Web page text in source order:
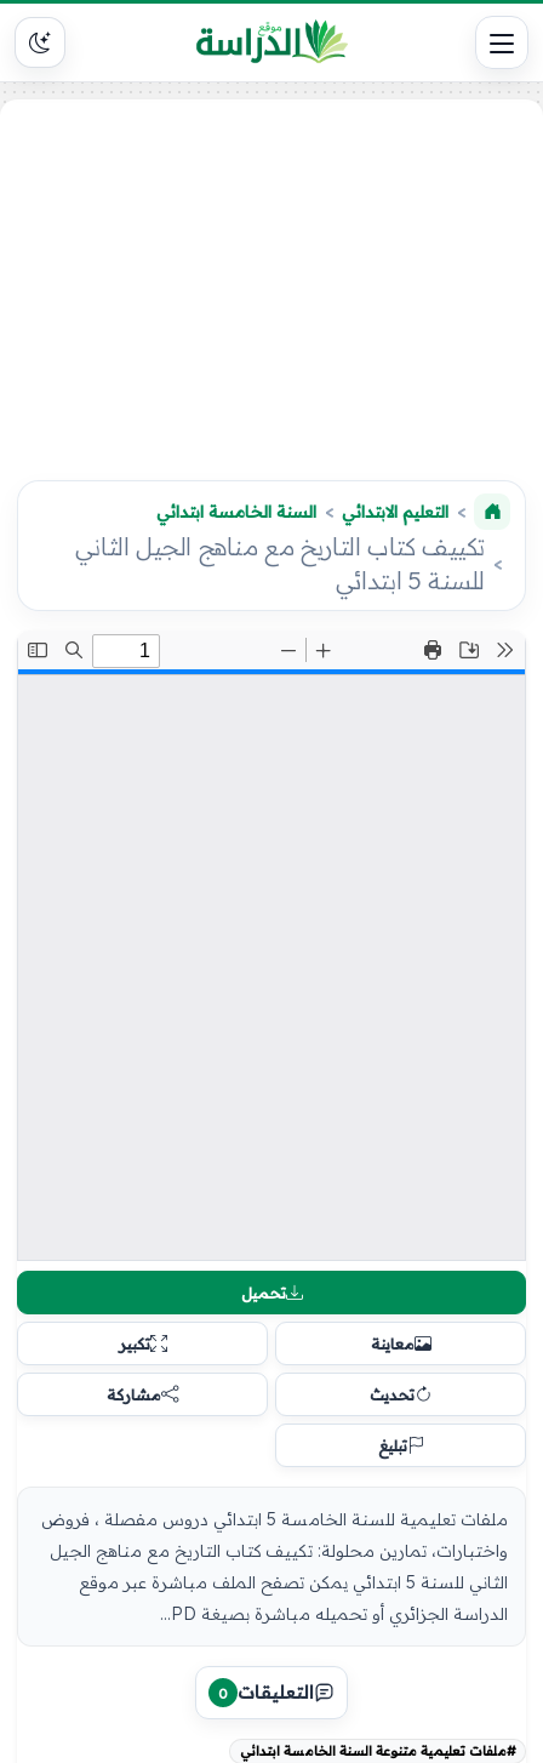
التعليم الابتدائي السنة الخامسة ابتدائي
تكييف كتاب التاريخ مع مناهج الجيل الثاني
للسنة 5 ابتدائي
تحميل
معاينة تكبير
تحديث مشاركة
تبليغ
ملفات تعليمية للسنة الخامسة 5 ابتدائي دروس مفصلة ، فروض
واختبارات، تمارين محلولة: تكييف كتاب التاريخ مع مناهج الجيل
الثاني للسنة 5 ابتدائي يمكن تصفح الملف مباشرة عبر موقع
الدراسة الجزائري أو تحميله مباشرة بصيغة PD...
التعليقات 0
#ملفات تعليمية متنوعة السنة الخامسة ابتدائي